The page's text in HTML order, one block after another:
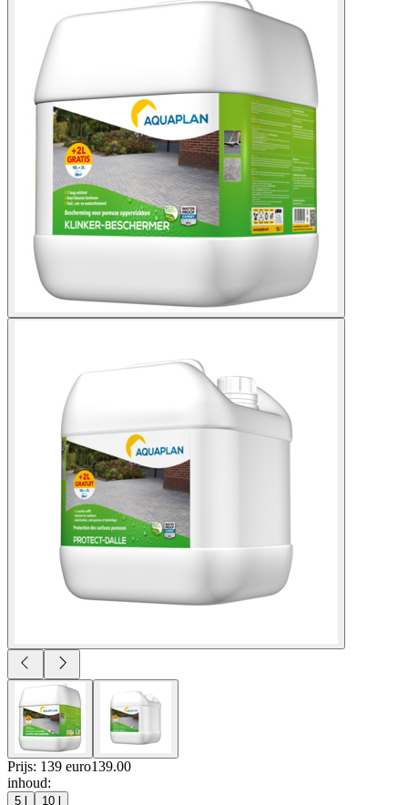
Prijs: 139 euro139.00
inhoud:
5 l 10 l